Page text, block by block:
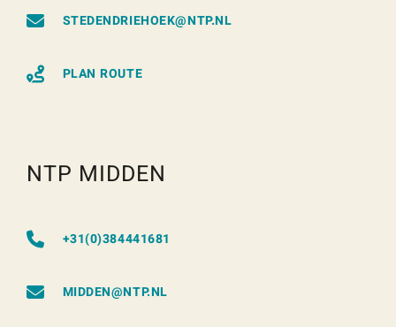
STEDENDRIEHOEK@NTP.NL
PLAN ROUTE
NTP MIDDEN
+31(0)384441681
MIDDEN@NTP.NL